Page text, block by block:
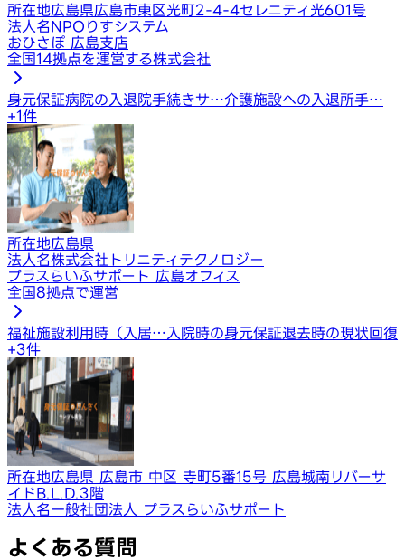
所在地広島県広島市東区光町2-4-4セレニティ光601号
法人名NPOりすシステム
おひさぽ 広島支店
全国14拠点を運営する株式会社
身元保証病院の入退院手続きサ…介護施設への入退所手…
+1件
所在地広島県
法人名株式会社トリニティテクノロジー
プラスらいふサポート 広島オフィス
全国8拠点で運営
福祉施設利用時（入居… 入院時の身元保証退去時の現状回復
+3件
所在地広島県 広島市 中区 寺町5番15号 広島城南リバーサ
イドB.L.D.3階
法人名一般社団法人 プラスらいふサポート
よくある質問